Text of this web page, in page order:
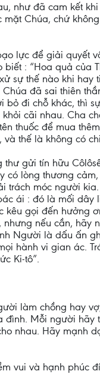
như đã cam kết
Chúa, chứ
lực để giải quyết
: “Hoa quả của
sự thế nào khi
đã sai thiên
đi chỗ khác, thì
cãi nhau. Cha
thuốc để mua
thế là không có
gửi tín hữu Côlôsê
lòng thương
trách móc người
ái : đó là mối dây
gọi đến hưởng
nếu cần, hãy
Người là dấu ấn
hành vi gian ác.
Ki-tô”.
làm chồng hay
đình. Mỗi người
nhau. Hãy mạnh
vui và hạnh phúc